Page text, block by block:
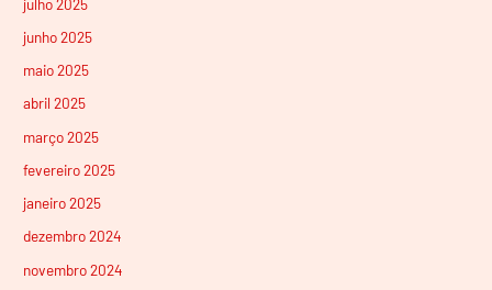
junho 2025
maio 2025
abril 2025
março 2025
fevereiro 2025
janeiro 2025
dezembro 2024
novembro 2024